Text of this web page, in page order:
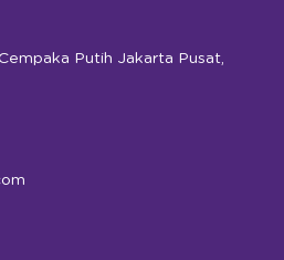
Putih Jakarta Pusat,